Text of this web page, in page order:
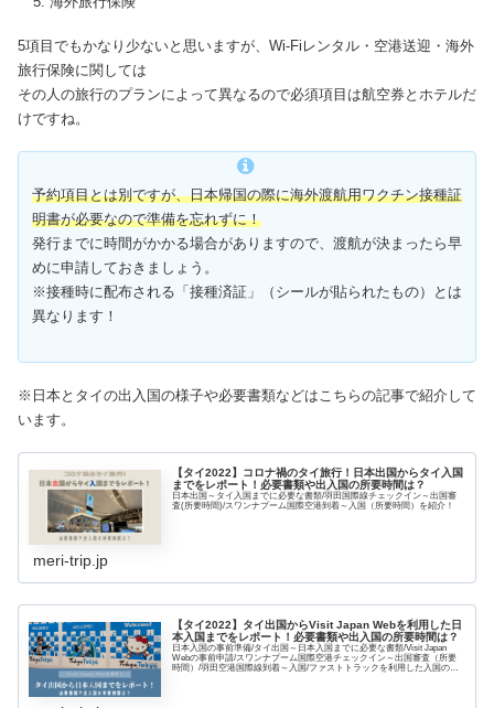
5項目でもかなり少ないと思いますが、Wi-Fiレンタル・空港送迎・海外
旅行保険に関しては
その人の旅行のプランによって異なるので必須項目は航空券とホテルだ
けですね。
予約項目とは別ですが、日本帰国の際に海外渡航用ワクチン接種証
明書が必要なので準備を忘れずに！
発行までに時間がかかる場合がありますので、渡航が決まったら早
めに申請しておきましょう。
※接種時に配布される「接種済証」（シールが貼られたもの）とは
異なります！
※日本とタイの出入国の様子や必要書類などはこちらの記事で紹介して
います。
【タイ2022】コロナ禍のタイ旅行！日本出国からタイ入国
までをレポート！必要書類や出入国の所要時間は？
日本出国～タイ入国までに必要な書類/羽田国際線チェックイン～出国審
査(所要時間)/スワンナプーム国際空港到着～入国（所要時間）を紹介！
meri-trip.jp
【タイ2022】タイ出国からVisit Japan Webを利用した日
本入国までをレポート！必要書類や出入国の所要時間は？
日本入国の事前準備/タイ出国～日本入国までに必要な書類/Visit Japan
Webの事前申請/スワンナプーム国際空港チェックイン～出国審査（所要
時間）/羽田空港国際線到着～入国/ファストトラックを利用した入国の様